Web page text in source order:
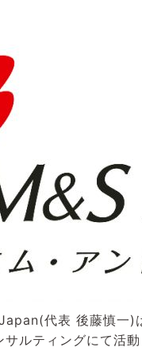
代表 後藤慎一)
ルティングにて活